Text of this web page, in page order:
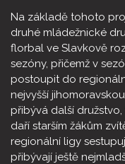
Na základě tohoto
druhé mládežnické
florbal ve Slavkově
sezóny, přičemž v
postoupit do
nejvyšší
přibývá další družstvo,
daří starším žákům
regionální ligy
přibývají ještě